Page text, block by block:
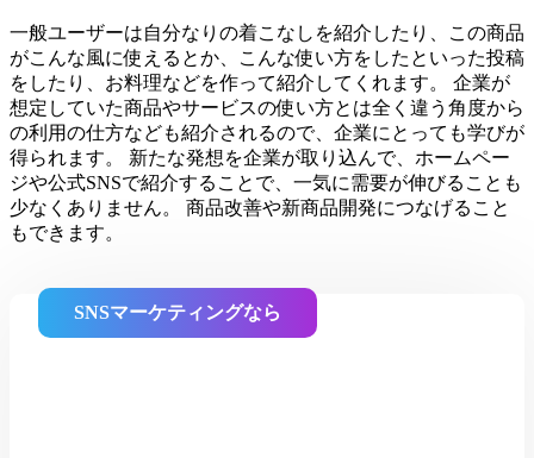
一般ユーザーは自分なりの着こなしを紹介したり、この商品
がこんな風に使えるとか、こんな使い方をしたといった投稿
をしたり、お料理などを作って紹介してくれます。 企業が
想定していた商品やサービスの使い方とは全く違う角度から
の利用の仕方なども紹介されるので、企業にとっても学びが
得られます。 新たな発想を企業が取り込んで、ホームペー
ジや公式SNSで紹介することで、一気に需要が伸びることも
少なくありません。 商品改善や新商品開発につなげること
もできます。
SNSマーケティングなら